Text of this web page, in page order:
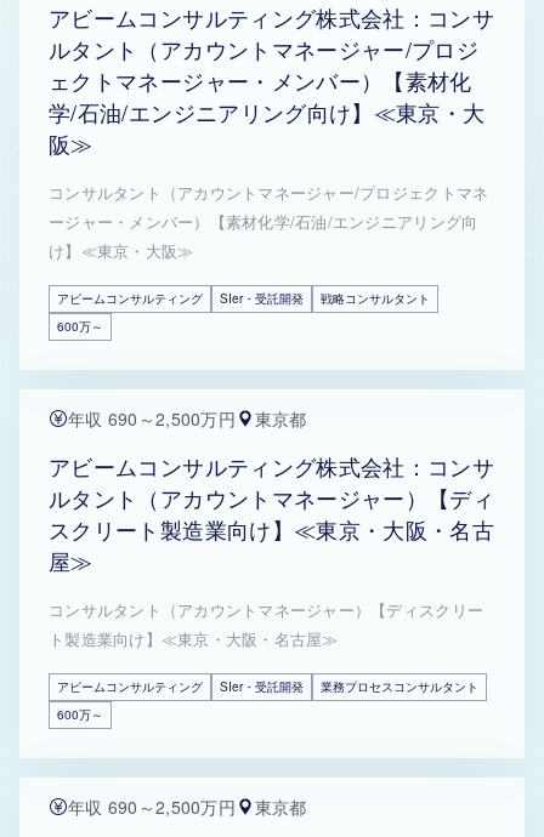
アビームコンサルティング株式会社：コンサ
ルタント（アカウントマネージャー/プロジ
ェクトマネージャー・メンバー）【素材化
学/石油/エンジニアリング向け】≪東京・大
阪≫
コンサルタント（アカウントマネージャー/プロジェクトマネ
ージャー・メンバー）【素材化学/石油/エンジニアリング向
け】≪東京・大阪≫
アビームコンサルティング SIer・受託開発
戦略コンサルタント
600万～
年収 690～2,500万円 東京都
アビームコンサルティング株式会社：コンサ
ルタント（アカウントマネージャー）【ディ
スクリート製造業向け】≪東京・大阪・名古
屋≫
コンサルタント（アカウントマネージャー）【ディスクリー
ト製造業向け】≪東京・大阪・名古屋≫
アビームコンサルティング SIer・受託開発
業務プロセスコンサルタント
600万～
年収 690～2,500万円 東京都